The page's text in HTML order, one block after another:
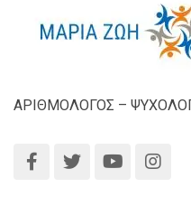
ΑΡΙΘΜΟΛΟΓΟΣ –